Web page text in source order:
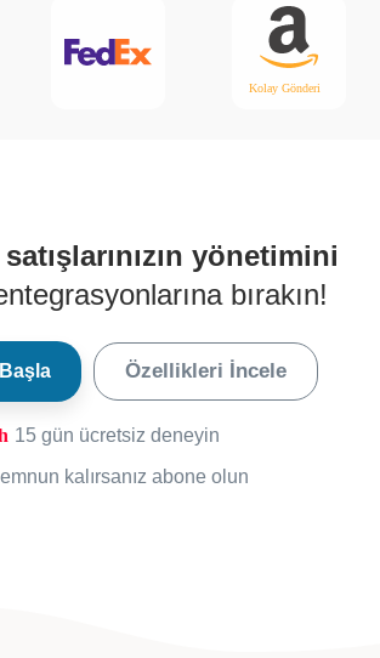
yönetimini
bırakın!
Özellikleri İncele
15 gün ücretsiz deneyin
kalırsanız abone olun